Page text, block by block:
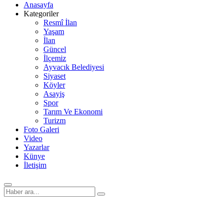
Anasayfa
Kategoriler
Resmî İlan
Yaşam
İlan
Güncel
İlçemiz
Ayvacık Belediyesi
Siyaset
Köyler
Asayiş
Spor
Tarım Ve Ekonomi
Turizm
Foto Galeri
Video
Yazarlar
Künye
İletişim